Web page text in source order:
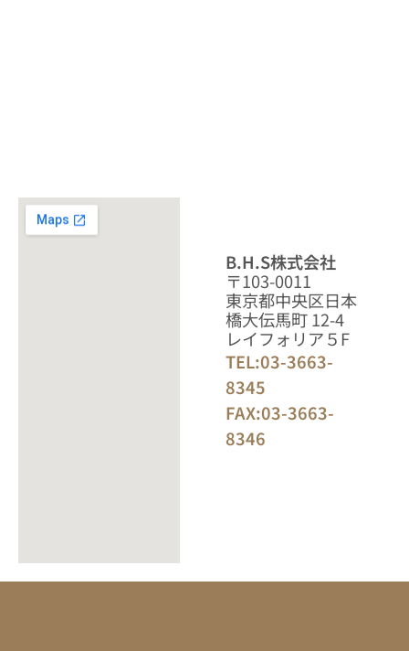
B.H.S株式会社
〒103-0011
東京都中央区日本
橋大伝馬町 12-4
レイフォリア５F
TEL:03-3663-
8345
FAX:03-3663-
8346